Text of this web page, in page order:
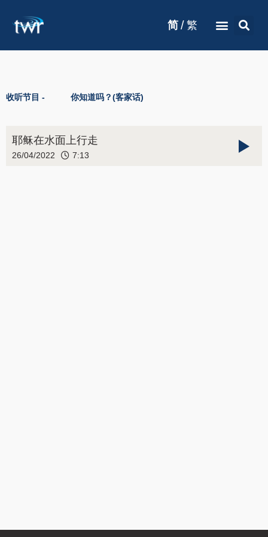
简 / 繁
收听节目 - 你知道吗？(客家话)
耶稣在水面上行走
26/04/2022 7:13